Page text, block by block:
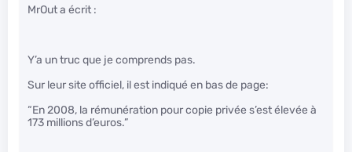
MrOut a écrit :
Y’a un truc que je comprends pas.
Sur leur site officiel, il est indiqué en bas de page:
“En 2008, la rémunération pour copie privée s’est élevée à
173 millions d’euros.”